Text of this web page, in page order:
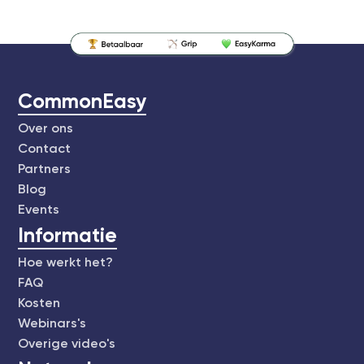
CommonEasy
Over ons
Contact
Partners
Blog
Events
Informatie
Hoe werkt het?
FAQ
Kosten
Webinars's
Overige video's